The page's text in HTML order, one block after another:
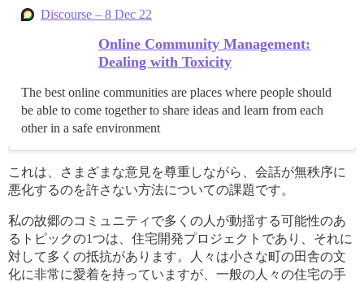
Discourse – 8 Dec 22
Online Community Management:
Dealing with Toxicity
The best online communities are places where people should
be able to come together to share ideas and learn from each
other in a safe environment
これは、さまざまな意見を尊重しながら、会話が無秩序に
悪化するのを許さない方法についての課題です。
私の故郷のコミュニティで多くの人が動揺する可能性のあ
るトピックの1つは、住宅開発プロジェクトであり、それに
対して多くの抵抗があります。人々は小さな町の田舎の文
化に非常に愛着を持っていますが、一般の人々の住宅の手